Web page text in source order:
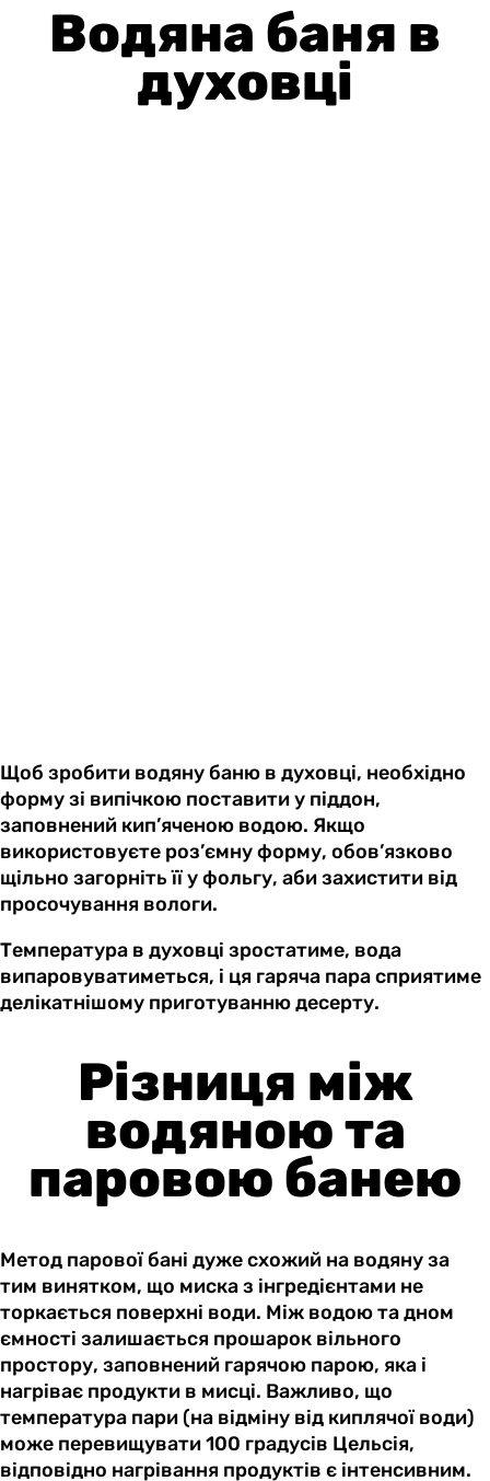
Водяна баня в
духовці
Щоб зробити водяну баню в духовці, необхідно
форму зі випічкою поставити у піддон,
заповнений кип’яченою водою. Якщо
використовуєте роз’ємну форму, обов’язково
щільно загорніть її у фольгу, аби захистити від
просочування вологи.
Температура в духовці зростатиме, вода
випаровуватиметься, і ця гаряча пара сприятиме
делікатнішому приготуванню десерту.
Різниця між
водяною та
паровою банею
Метод парової бані дуже схожий на водяну за
тим винятком, що миска з інгредієнтами не
торкається поверхні води. Між водою та дном
ємності залишається прошарок вільного
простору, заповнений гарячою парою, яка і
нагріває продукти в мисці. Важливо, що
температура пари (на відміну від киплячої води)
може перевищувати 100 градусів Цельсія,
відповідно нагрівання продуктів є інтенсивним.